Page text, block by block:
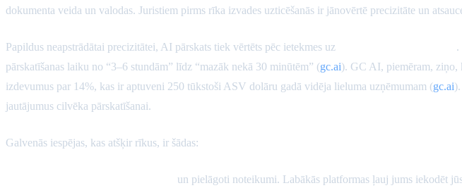
dokumenta veida un valodas. Juristiem pirms rīka izvades uzticēšanās ir jānovērtē precizitāte un
Papildus neapstrādātai precizitātei, AI pārskats tiek vērtēts pēc ietekmes uz
.
pārskatīšanas laiku no “3–6 stundām” līdz “mazāk nekā 30 minūtēm” (gc.ai). GC AI, piemēram, ziņo,
izdevumus par 14%, kas ir aptuveni 250 tūkstoši ASV dolāru gadā vidēja lieluma uzņēmumam (gc.ai
jautājumus cilvēka pārskatīšanai.
Galvenās iespējas, kas atšķir rīkus, ir šādas:
un pielāgoti noteikumi. Labākās platformas ļauj jums iekodēt